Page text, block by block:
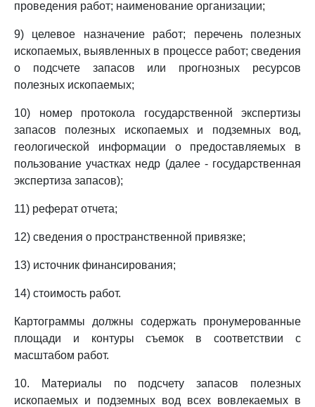
проведения работ; наименование организации;
9) целевое назначение работ; перечень полезных
ископаемых, выявленных в процессе работ; сведения
о подсчете запасов или прогнозных ресурсов
полезных ископаемых;
10) номер протокола государственной экспертизы
запасов полезных ископаемых и подземных вод,
геологической информации о предоставляемых в
пользование участках недр (далее - государственная
экспертиза запасов);
11) реферат отчета;
12) сведения о пространственной привязке;
13) источник финансирования;
14) стоимость работ.
Картограммы должны содержать пронумерованные
площади и контуры съемок в соответствии с
масштабом работ.
10. Материалы по подсчету запасов полезных
ископаемых и подземных вод всех вовлекаемых в